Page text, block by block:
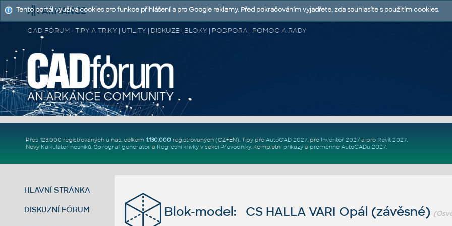
CAD FÓRUM - TIPY A TRIKY | UTILITY | DISKUZE | BLOKY | PODPORA | POMOC A RADY
Přes 123.000 registrovaných u nás, celkem 1.130.000registrovaných (CZ+EN). Tipy pro AutoCAD 2027, pro Inventor 2027a pro Revit 2027.
Nový Kalkulátor nosníků, Spirograf generátor a Regresní křivkyv sekci Převodníky. Kompletní příkazya proměnné AutoCADu 2027.
HLAVNÍ STRÁNKA
DISKUZNÍ FÓRUM Blok-model: CS HALLA VARI Opál (závěsné)
Tento portál využívá cookies pro funkce přihlášení a pro Google reklamy. Před pokračováním vyjadřete, zda souhlasíte s použitím cookies.